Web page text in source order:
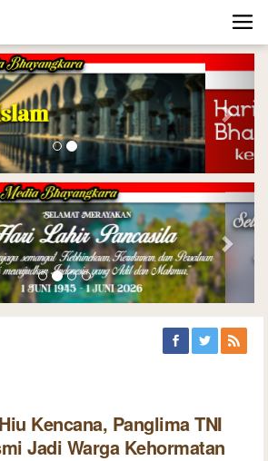
Next
Next
Kencana, Panglima TNI
Jadi Warga Kehormatan